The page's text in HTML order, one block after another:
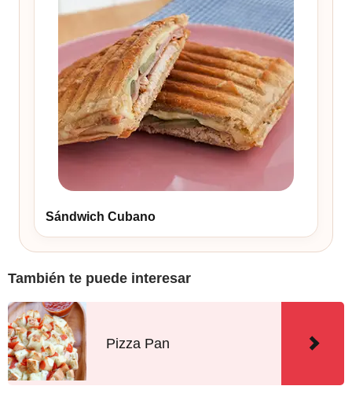
Sándwich Cubano
También te puede interesar
Pizza Pan